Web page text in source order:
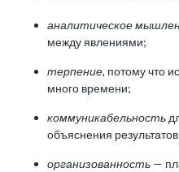
аналитическое
между явлениями;
терпение, потому что
много времени;
коммуникабельность
объяснения
организованность —